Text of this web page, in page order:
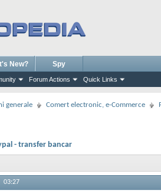
Forum Actions Quick Links
New? Spy
generale Comert electronic, e-Commerce
- transfer bancar
03:27